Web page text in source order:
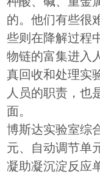
的。他们有些很
些则在降解过程
物链的富集进入
真回收和处理实
人员的职责，也
面。
博斯达实验室综
元、自动调节单
凝助凝沉淀反应